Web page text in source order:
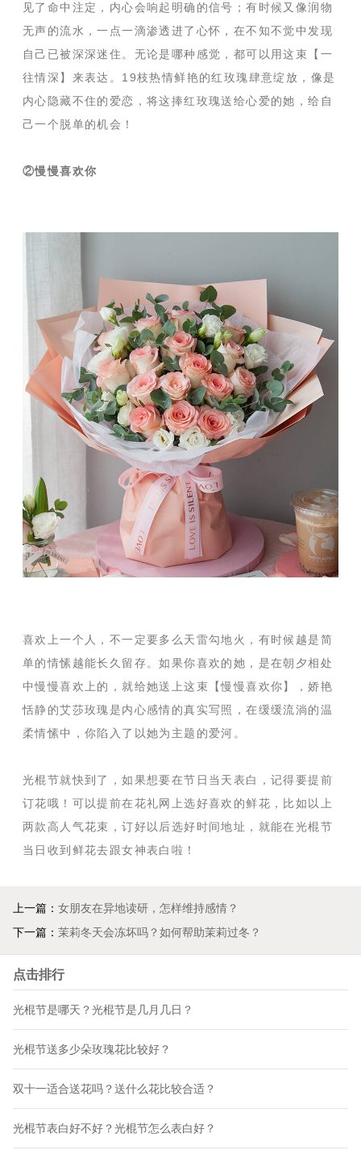
见了命中注定，内心会响起明确的信号；有时候又像润物
无声的流水，一点一滴渗透进了心怀，在不知不觉中发现
自己已被深深迷住。无论是哪种感觉，都可以用这束【一
往情深】来表达。19枝热情鲜艳的红玫瑰肆意绽放，像是
内心隐藏不住的爱恋，将这捧红玫瑰送给心爱的她，给自
己一个脱单的机会！
②慢慢喜欢你
喜欢上一个人，不一定要多么天雷勾地火，有时候越是简
单的情愫越能长久留存。如果你喜欢的她，是在朝夕相处
中慢慢喜欢上的，就给她送上这束【慢慢喜欢你】，娇艳
恬静的艾莎玫瑰是内心感情的真实写照，在缓缓流淌的温
柔情愫中，你陷入了以她为主题的爱河。
光棍节就快到了，如果想要在节日当天表白，记得要提前
订花哦！可以提前在花礼网上选好喜欢的鲜花，比如以上
两款高人气花束，订好以后选好时间地址，就能在光棍节
当日收到鲜花去跟女神表白啦！
上一篇： 女朋友在异地读研，怎样维持感情？
下一篇： 茉莉冬天会冻坏吗？如何帮助茉莉过冬？
点击排行
光棍节是哪天？光棍节是几月几日？
光棍节送多少朵玫瑰花比较好？
双十一适合送花吗？送什么花比较合适？
光棍节表白好不好？光棍节怎么表白好？